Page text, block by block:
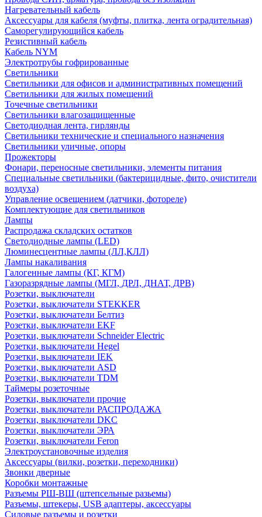
Нагревательный кабель
Аксессуары для кабеля (муфты, плитка, лента оградительная)
Саморегулирующийся кабель
Резистивный кабель
Кабель NYM
Электротрубы гофрированные
Светильники
Светильники для офисов и административных помещений
Светильники для жилых помещений
Точечные светильники
Светильники влагозащищенные
Светодиодная лента, гирлянды
Светильники технические и специального назначения
Светильники уличные, опоры
Прожекторы
Фонари, переносные светильники, элементы питания
Специальные светильники (бактерицидные, фито, очистители
воздуха)
Управление освещением (датчики, фотореле)
Комплектующие для светильников
Лампы
Распродажа складских остатков
Светодиодные лампы (LED)
Люминесцентные лампы (ЛЛ,КЛЛ)
Лампы накаливания
Галогенные лампы (КГ, КГМ)
Газоразрядные лампы (МГЛ, ДРЛ, ДНАТ, ДРВ)
Розетки, выключатели
Розетки, выключатели STEKKER
Розетки, выключатели Белтиз
Розетки, выключатели EKF
Розетки, выключатели Schneider Electric
Розетки, выключатели Hegel
Розетки, выключатели IEK
Розетки, выключатели ASD
Розетки, выключатели TDM
Таймеры розеточные
Розетки, выключатели прочие
Розетки, выключатели РАСПРОДАЖА
Розетки, выключатели DKC
Розетки, выключатели ЭРА
Розетки, выключатели Feron
Электроустановочные изделия
Аксессуары (вилки, розетки, переходники)
Звонки дверные
Коробки монтажные
Разъемы РШ-ВШ (штепсельные разьемы)
Разъемы, штекеры, USB адаптеры, аксессуары
Силовые разъемы и розетки